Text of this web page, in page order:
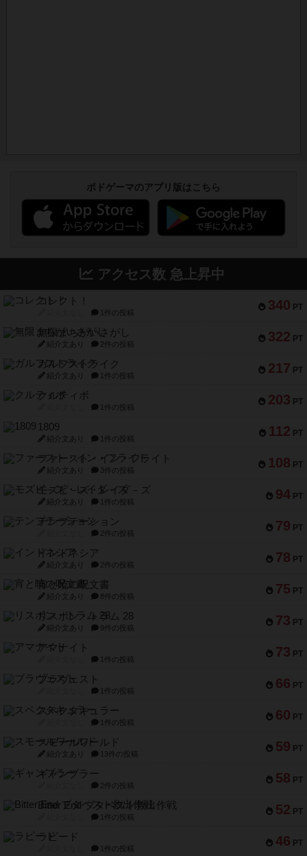
ボドゲーマのアプリ版はこちら
アクセス数 急上昇中
340 PT
コレクト！
1件の投稿
322 PT
無限まちがいさがし
紹介文あり 2件の投稿
217 PT
ガルフストライク
紹介文あり 1件の投稿
203 PT
クルティボ
1件の投稿
112 PT
1809
紹介文あり 1件の投稿
108 PT
ファースト・イン・フライト
紹介文あり 3件の投稿
94 PT
モズビ－ズ・レイダ－ズ
紹介文あり 1件の投稿
79 PT
テンプテーション
2件の投稿
78 PT
インドネシア
紹介文あり 2件の投稿
75 PT
宵と暁の呪文書
紹介文あり 8件の投稿
73 PT
リスボン・トラム 28
紹介文あり 9件の投稿
73 PT
アマナイト
1件の投稿
66 PT
ブラヴェスト
1件の投稿
60 PT
スペクタキュラー
1件の投稿
59 PT
スモールワールド
紹介文あり 13件の投稿
58 PT
ギャンブラー
2件の投稿
52 PT
Bitter End ブタペスト救出作戦
1件の投稿
46 PT
ラピード
1件の投稿